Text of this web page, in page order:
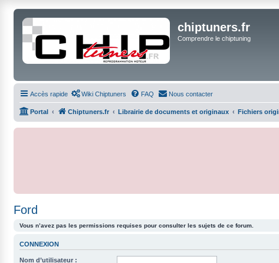
chiptuners.fr
Comprendre le chiptuning
Accès rapide Wiki Chiptuners FAQ Nous contacter
Portal Chiptuners.fr Librairie de documents et originaux Fichiers
Ford
Vous n’avez pas les permissions requises pour consulter les sujets de ce forum.
CONNEXION
Nom d’utilisateur :